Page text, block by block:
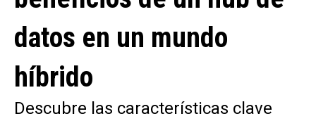
datos en un mundo
híbrido
Descubre las características clave